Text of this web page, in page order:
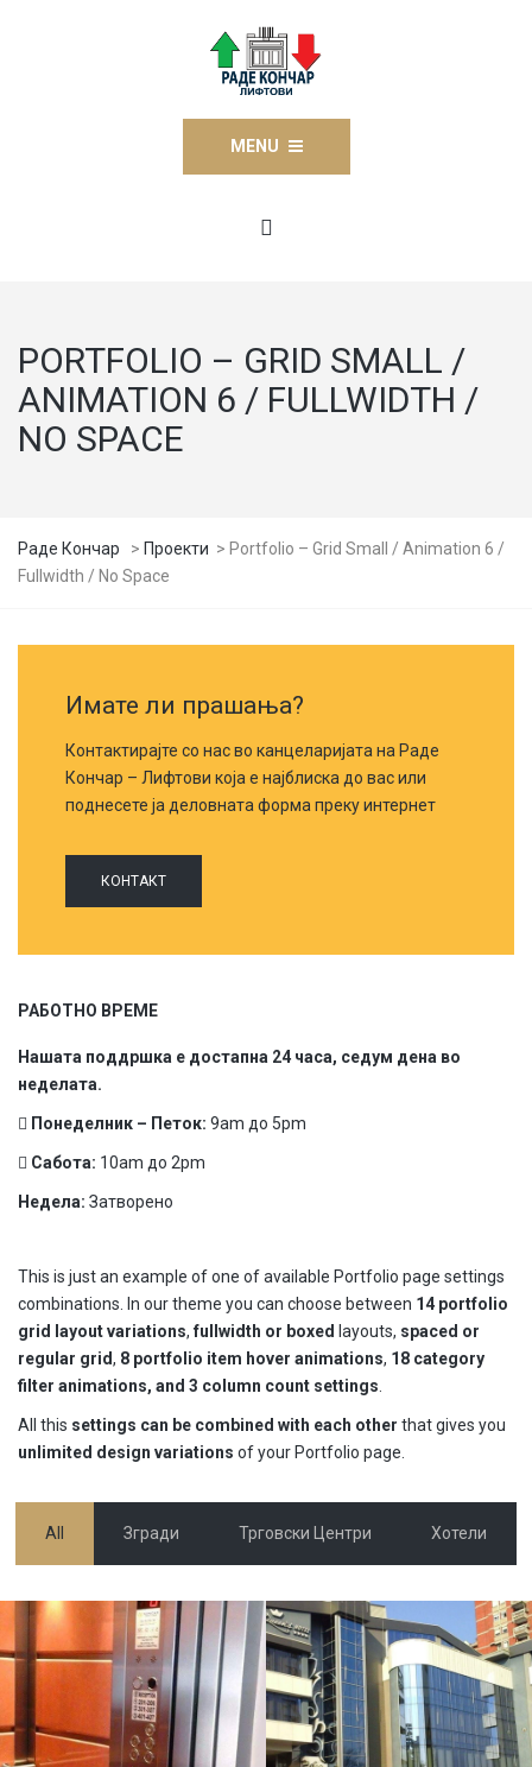
MENU
PORTFOLIO – GRID SMALL /
ANIMATION 6 / FULLWIDTH /
NO SPACE
Раде Кончар > Проекти > Portfolio – Grid Small / Animation 6 /
Fullwidth / No Space
Имате ли прашања?
Контактирајте со нас во канцеларијата на Раде
Кончар – Лифтови која е најблиска до вас или
поднесете ја деловната форма преку интернет
КОНТАКТ
РАБОТНО ВРЕМЕ
Нашата поддршка е достапна 24 часа, седум дена во
неделата.
Понеделник – Петок: 9am до 5pm
Сабота: 10am до 2pm
Недела: Затворено
This is just an example of one of available Portfolio page settings
combinations. In our theme you can choose between 14 portfolio
grid layout variations,fullwidth or boxed layouts, spaced or
regular grid, 8 portfolio item hover animations, 18 category
filter animations, and 3 column count settings
All this settings can be combined with each other that gives you
unlimited design variations of your Portfolio page.
All Згради Трговски Центри Хотели